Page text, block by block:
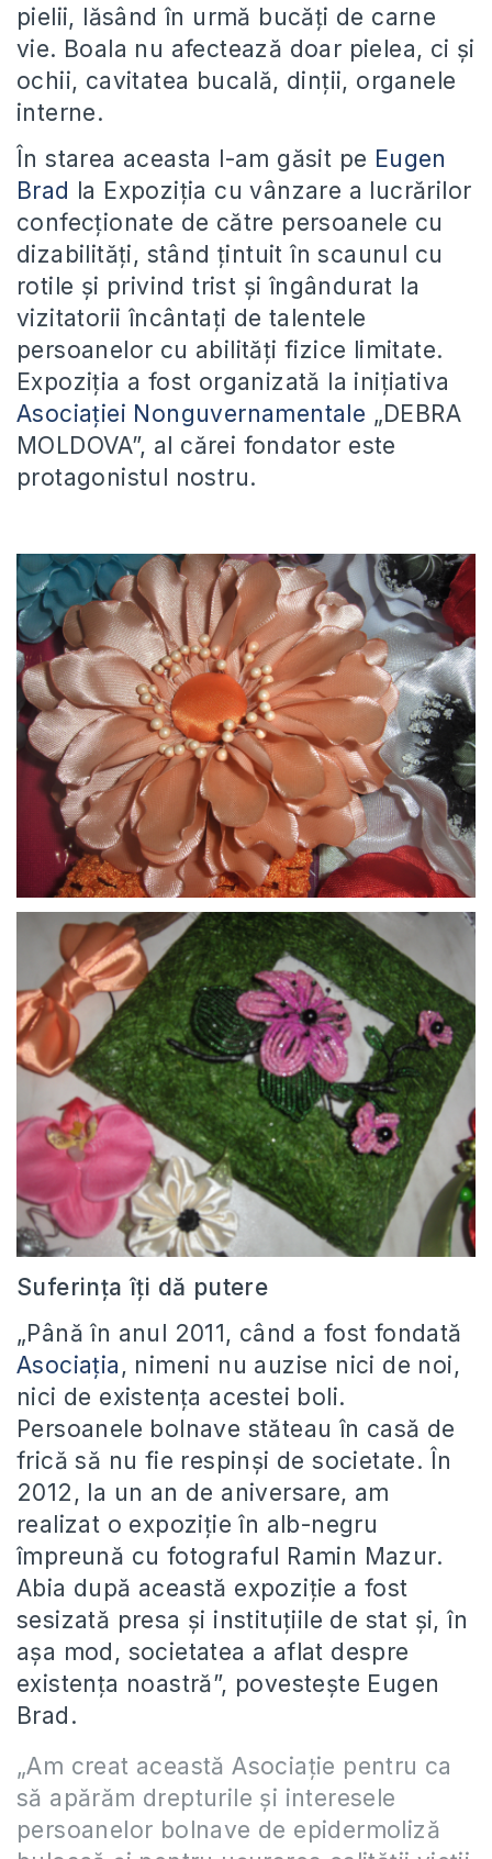
pielii, lăsând în urmă bucăţi de carne
vie. Boala nu afectează doar pielea, ci şi
ochii, cavitatea bucală, dinţii, organele
interne.
În starea aceasta l-am găsit pe Eugen
Brad la Expoziţia cu vânzare a lucrărilor
confecţionate de către persoanele cu
dizabilităţi, stând ţintuit în scaunul cu
rotile şi privind trist şi îngândurat la
vizitatorii încântaţi de talentele
persoanelor cu abilităţi fizice limitate.
Expoziţia a fost organizată la iniţiativa
Asociaţiei Nonguvernamentale „DEBRA
MOLDOVA”, al cărei fondator este
protagonistul nostru.
Suferinţa îţi dă putere
„Până în anul 2011, când a fost fondată
Asociaţia , nimeni nu auzise nici de noi,
nici de existenţa acestei boli.
Persoanele bolnave stăteau în casă de
frică să nu fie respinşi de societate. În
2012, la un an de aniversare, am
realizat o expoziţie în alb-negru
împreună cu fotograful Ramin Mazur.
Abia după această expoziţie a fost
sesizată presa şi instituţiile de stat şi, în
aşa mod, societatea a aflat despre
existenţa noastră”, povesteşte Eugen
Brad.
„Am creat această Asociaţie pentru ca
să apărăm drepturile şi interesele
persoanelor bolnave de epidermoliză